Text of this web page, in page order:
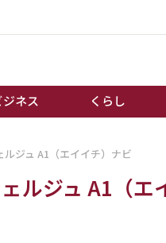
ネス くらし
ージ
ルジュ A1（エイイチ）ナビ
ルジュ A1（エ